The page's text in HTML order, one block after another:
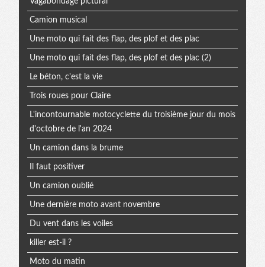
Camion musical
Une moto qui fait des flap, des plof et des plac
Une moto qui fait des flap, des plof et des plac (2)
Le béton, c'est la vie
Trois roues pour Claire
L'incontournable motocyclette du troisième jour du mois
d'octobre de l'an 2024
Un camion dans la brume
Il faut positiver
Un camion oublié
Une dernière moto avant novembre
Du vent dans les voiles
killer est-il ?
Moto du matin